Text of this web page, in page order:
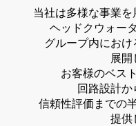
当社は多様な事業
ヘッドクウォー
グループ内にお
展開
お客様のベス
回路設計か
信頼性評価までの
提供